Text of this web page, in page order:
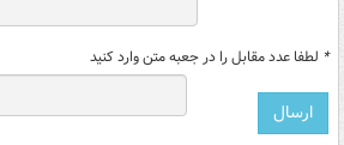
* لطفا عدد مقابل را در جعبه متن وارد کنید